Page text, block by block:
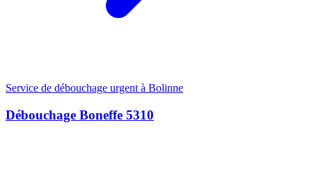
Service de débouchage urgent à Bolinne
Débouchage Boneffe 5310